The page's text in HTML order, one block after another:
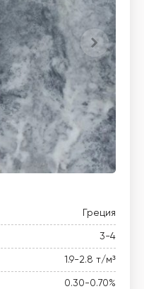
Греция
3-4
1.9-2.8 т/м³
0.30-0.70%